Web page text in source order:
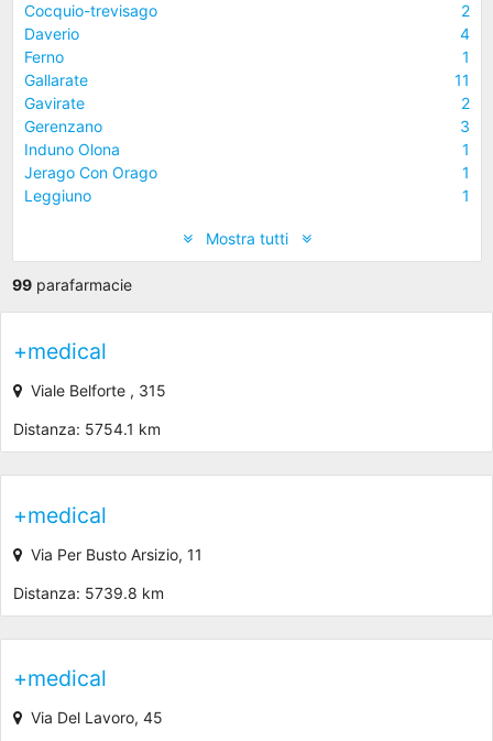
Cocquio-trevisago
2
Daverio
4
Ferno
1
Gallarate
11
Gavirate
2
Gerenzano
3
Induno Olona
1
Jerago Con Orago
1
Leggiuno
1
Mostra tutti
99parafarmacie
+medical
Viale Belforte , 315
Distanza: 5754.1 km
+medical
Via Per Busto Arsizio, 11
Distanza: 5739.8 km
+medical
Via Del Lavoro, 45